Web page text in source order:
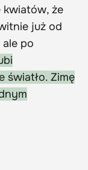
że
już od
po
światło. Zimę